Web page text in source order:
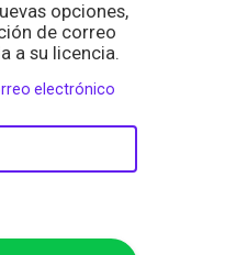
opciones,
de correo
a su licencia.
electrónico